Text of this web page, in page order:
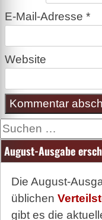
E-Mail-Adresse *
Website
Suche
August-Ausgabe
Die August-
üblichen
gibt es die